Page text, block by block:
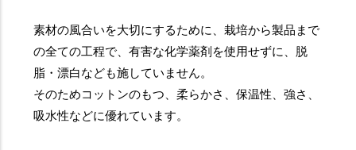
素材の風合いを大切にするために、栽培から製品まで
の全ての工程で、有害な化学薬剤を使用せずに、脱
脂・漂白なども施していません。
そのためコットンのもつ、柔らかさ、保温性、強さ、
吸水性などに優れています。